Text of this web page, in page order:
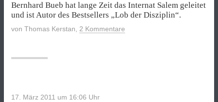
Bernhard Bueb hat lange Zeit das Internat Salem geleitet
und ist Autor des Bestsellers „Lob der Disziplin“.
von Thomas Kerstan, 2 Kommentare
17. März 2011 um 16:06 Uhr